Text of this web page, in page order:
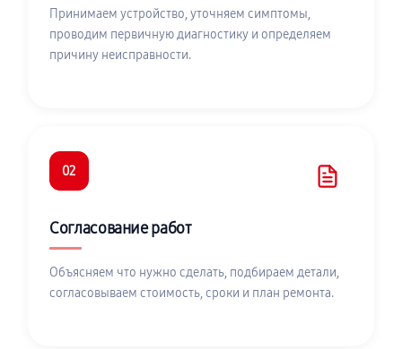
Принимаем устройство, уточняем симптомы,
проводим первичную диагностику и определяем
причину неисправности.
02
Согласование работ
Объясняем что нужно сделать, подбираем детали,
согласовываем стоимость, сроки и план ремонта.